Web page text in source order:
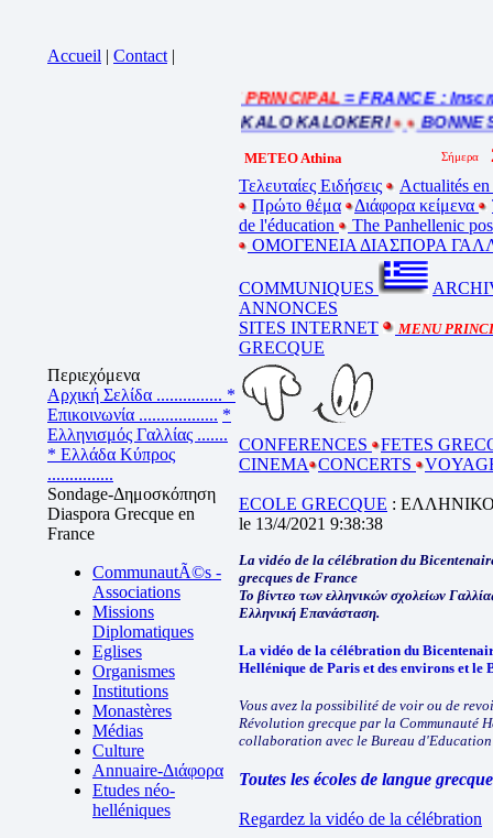
Accueil | Contact |
Περιεχόμενα
Αρχική Σελίδα ............... *
Επικοινωνία .................. *
Ελληνισμός Γαλλίας .......
* Ελλάδα Κύπρος
...............
Sondage-Δημοσκόπηση
Diaspora Grecque en
France
CommunautÃ©s -
Associations
Missions
Diplomatiques
Eglises
Organismes
Institutions
Monastères
Médias
Culture
Annuaire-Διάφορα
Etudes néo-
helléniques
= MENU PRINCIPAL= FRANCE :
– ΚΑΛΟ ΚΑΛΟΚΑΙΡΙ – KALO KALOKERI
BONNES
METEO Athina
Τελευταίες Ειδήσεις
Actualités
Πρώτο θέμα
Διάφορα κείμενα
de l'éducation
The Panhellenic
ΟΜΟΓΕΝΕΙΑ ΔΙΑΣΠΟΡΑ
COMMUNIQUES
ANNONCES
SITES INTERNET
MENU
GRECQUE
CONFERENCES
FETES
CINEMA CONCERTS
ECOLE GRECQUE :
le 13/4/2021 9:38:38
La vidéo de la célébration du
grecques de France
Το βίντεο των ελληνικών σχολείων
Ελληνική Επανάσταση.
La vidéo de la célébration du
Hellénique de Paris et des environs et
Vous avez la possibilité de voir ou de
Révolution grecque par la Communauté
collaboration avec le Bureau d'Education
Toutes les écoles de langue
Regardez la vidéo de la célébration